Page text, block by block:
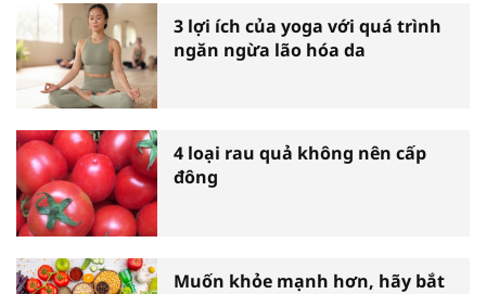
3 lợi ích của yoga với quá trình
ngăn ngừa lão hóa da
4 loại rau quả không nên cấp
đông
Muốn khỏe mạnh hơn, hãy bắt